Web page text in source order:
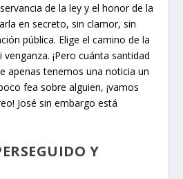
de la ley y el honor de la
en secreto, sin clamor, sin
pública. Elige el camino de la
¡Pero cuánta santidad
apenas tenemos una noticia un
fea sobre alguien, ¡vamos
José sin embargo está
Y